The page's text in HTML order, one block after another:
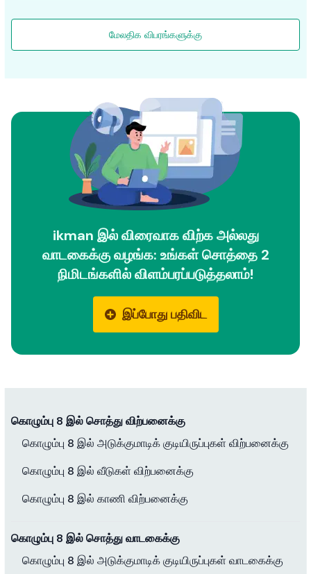
மேலதிக விபரங்களுக்கு
ikman இல் விரைவாக விற்க அல்லது
வாடகைக்கு வழங்க: உங்கள் சொத்தை 2
நிமிடங்களில் விளம்பரப்படுத்தலாம்!
இப்போது பதிவிட
கொழும்பு 8 இல் சொத்து விற்பனைக்கு
கொழும்பு 8 இல் அடுக்குமாடிக் குடியிருப்புகள் விற்பனைக்கு
கொழும்பு 8 இல் வீடுகள் விற்பனைக்கு
கொழும்பு 8 இல் காணி விற்பனைக்கு
கொழும்பு 8 இல் சொத்து வாடகைக்கு
கொழும்பு 8 இல் அடுக்குமாடிக் குடியிருப்புகள் வாடகைக்கு